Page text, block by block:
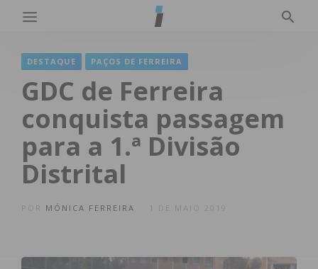
DESTAQUE PAÇOS DE FERREIRA
GDC de Ferreira
conquista passagem
para a 1.ª Divisão
Distrital
MÓNICA FERREIRA 1 DE MAIO 2019